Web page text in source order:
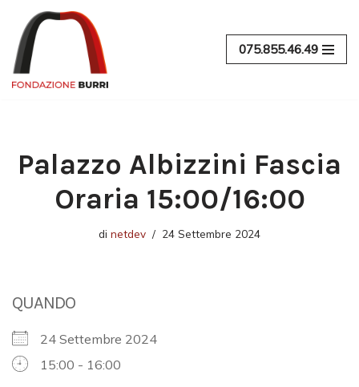
Vai
al
contenuto
075.855.46.49
Palazzo Albizzini Fascia
Oraria 15:00/16:00
di netdev 24 Settembre 2024
QUANDO
24 Settembre 2024
15:00 - 16:00